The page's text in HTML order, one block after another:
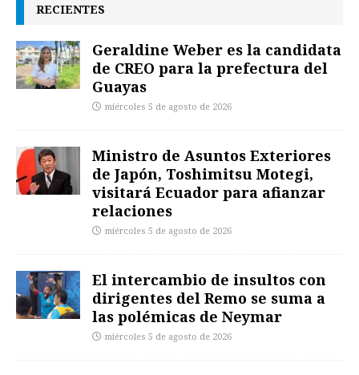
RECIENTES
Geraldine Weber es la candidata
de CREO para la prefectura del
Guayas
miércoles 5 de agosto de 2026
Ministro de Asuntos Exteriores
de Japón, Toshimitsu Motegi,
visitará Ecuador para afianzar
relaciones
miércoles 5 de agosto de 2026
El intercambio de insultos con
dirigentes del Remo se suma a
las polémicas de Neymar
miércoles 5 de agosto de 2026